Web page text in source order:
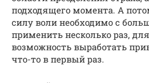
подходящего момента. А
силу воли необходимо с
применить несколько раз,
возможность выработать
что-то в первый раз.